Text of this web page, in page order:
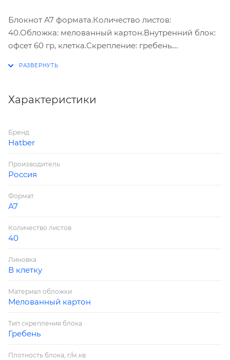
Блокнот А7 формата.Количество листов:
40.Обложка: мелованный картон.Внутренний блок:
офсет 60 гр, клетка.Скрепление: гребень.
зарисовки.
Характеристики
Бренд
Hatber
Производитель
Россия
Формат
А7
Количество листов
40
Линовка
В клетку
Материал обложки
Мелованный картон
Тип скрепления блока
Гребень
Плотность блока, г/м.кв